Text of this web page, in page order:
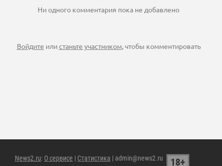
Ни одного комментария пока не добавлено
Войдите илистаньте участником, чтобы комментировать
News2.ru: О сервисе | Статистика | admin@news2.ru 18+